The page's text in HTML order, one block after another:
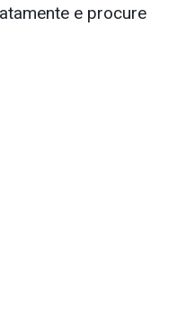
e procure